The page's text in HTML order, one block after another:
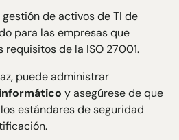
de activos de TI de
para las empresas que
de la ISO 27001.
puede administrar
y asegúrese de que
estándares de seguridad